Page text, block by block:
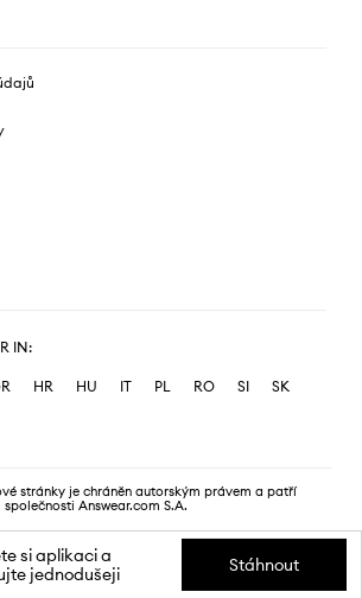
IN:
HR HU IT PL RO SI
SK
stránky je chráněn autorským právem a patří
společnosti Answear.com S.A.
si aplikaci a
jednodušeji
Stáhnout